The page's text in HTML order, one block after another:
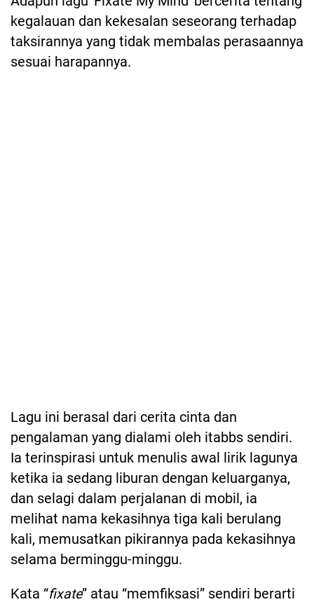
kegalauan dan kekesalan seseorang terhadap
taksirannya yang tidak membalas perasaannya
sesuai harapannya.
Lagu ini berasal dari cerita cinta dan
pengalaman yang dialami oleh itabbs sendiri.
Ia terinspirasi untuk menulis awal lirik lagunya
ketika ia sedang liburan dengan keluarganya,
dan selagi dalam perjalanan di mobil, ia
melihat nama kekasihnya tiga kali berulang
kali, memusatkan pikirannya pada kekasihnya
selama berminggu-minggu.
Kata “fixate” atau “memfiksasi” sendiri berarti